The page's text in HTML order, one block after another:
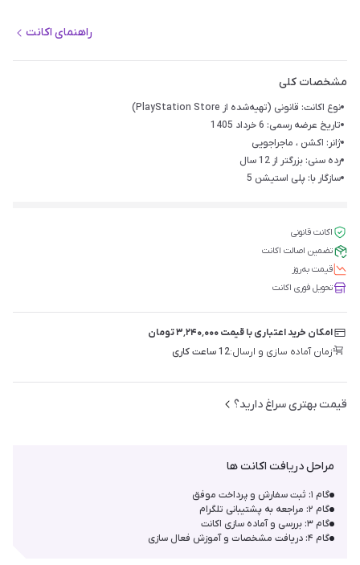
راهنمای اکانت
مشخصات کلی
نوع اکانت: قانونی (تهیه‌شده از PlayStation Store)
تاریخ عرضه رسمی: 6 خرداد 1405
ژانر: اکشن ، ماجراجویی
رده سنی: بزرگتر از 12 سال
سازگار با: پلی استیشن 5
اکانت قانونی
تضمین اصالت اکانت
قیمت‌ به‌روز
تحویل فوری اکانت
امکان خرید اعتباری با قیمت ۳٬۲۴۰٬۰۰۰ تومان
زمان آماده سازی و ارسال:12 ساعت کاری
قیمت بهتری سراغ دارید؟
مراحل دریافت اکانت ها
گام ۱: ثبت سفارش و پرداخت موفق
گام ۲: مراجعه به پشتیبانی تلگرام
گام ۳: بررسی و آماده سازی اکانت
گام ۴: دریافت مشخصات و آموزش فعال سازی